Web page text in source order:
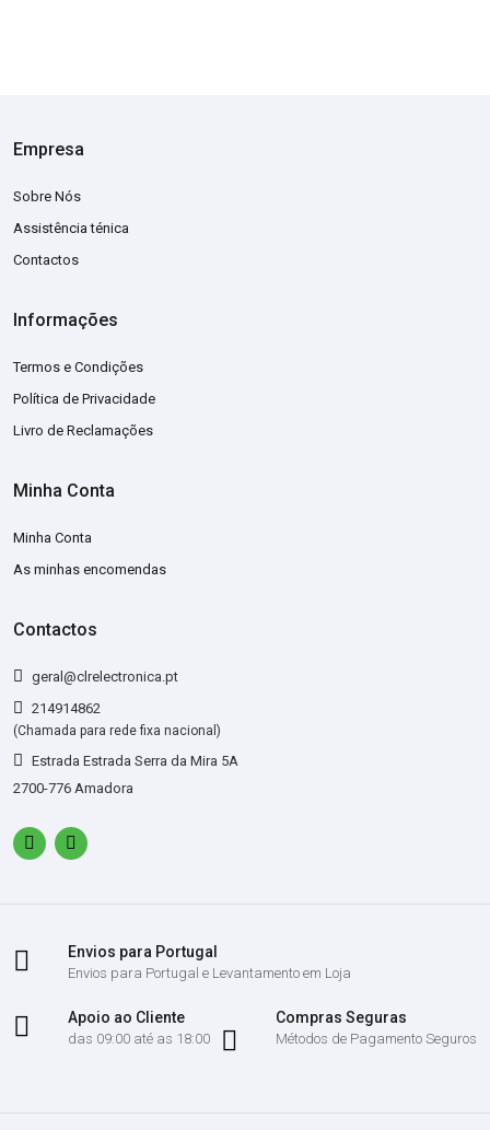
Empresa
Sobre Nós
Assistência ténica
Contactos
Informações
Termos e Condições
Política de Privacidade
Livro de Reclamações
Minha Conta
Minha Conta
As minhas encomendas
Contactos
geral@clrelectronica.pt
214914862
(Chamada para rede fixa nacional)
Estrada Estrada Serra da Mira 5A
2700-776 Amadora
Envios para Portugal
Envios para Portugal e Levantamento em Loja
Apoio ao Cliente
das 09:00 até as 18:00
Compras Seguras
Métodos de Pagamento Seguros